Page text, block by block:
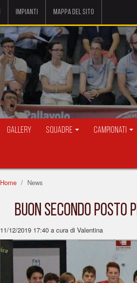
Impianti Mappa del sito
Gallery Squadre Campionati
Home News
BUON SECONDO POSTO
11/12/2019 17:40 a cura di Valentina